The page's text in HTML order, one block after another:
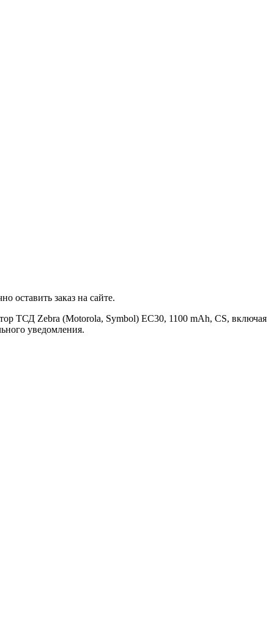
оставить заказ на сайте.
ТСД Zebra (Motorola, Symbol) EC30, 1100 mAh, CS, включая
уведомления.